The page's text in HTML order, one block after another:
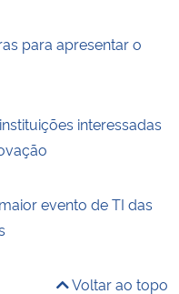
para apresentar o
interessadas
evento de TI das
Voltar ao topo